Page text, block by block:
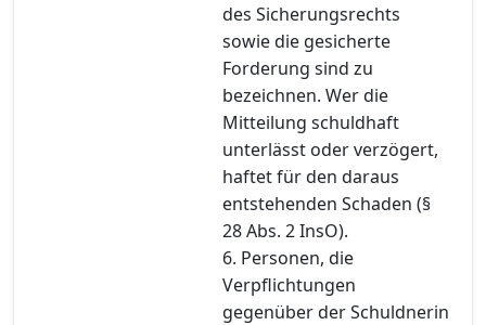
des Sicherungsrechts
sowie die gesicherte
Forderung sind zu
bezeichnen. Wer die
Mitteilung schuldhaft
unterlässt oder verzögert,
haftet für den daraus
entstehenden Schaden (§
28 Abs. 2 InsO).
6. Personen, die
Verpflichtungen
gegenüber der Schuldnerin